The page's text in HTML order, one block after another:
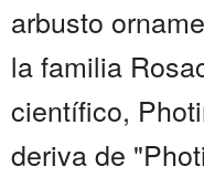
arbusto
la familia
científico,
deriva de